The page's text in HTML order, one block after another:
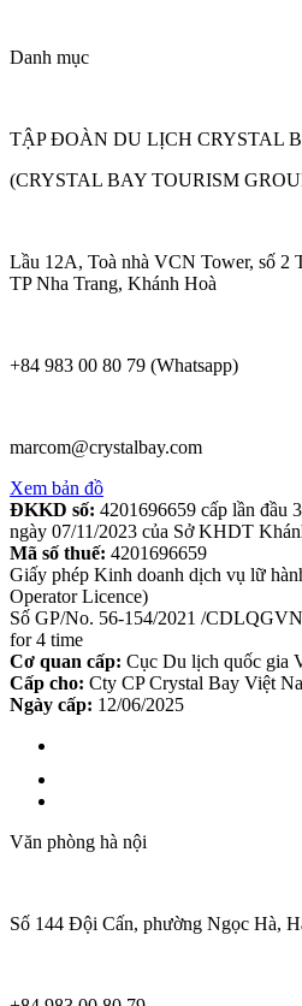
Danh mục
TẬP ĐOÀN DU LỊCH CRYSTAL
(CRYSTAL BAY TOURISM
Lầu 12A, Toà nhà VCN Tower, số 2
TP Nha Trang, Khánh Hoà
+84 983 00 80 79 (Whatsapp)
marcom@crystalbay.com
Xem bản đồ
ĐKKD số: 4201696659 cấp lần đầu
ngày 07/11/2023 của Sở KHDT
Mã số thuế: 4201696659
Giấy phép Kinh doanh dịch vụ lữ
Operator Licence)
Số GP/No. 56-154/2021 /
for 4 time
Cơ quan cấp: Cục Du lịch quốc gia
Cấp cho: Cty CP Crystal Bay Việt
Ngày cấp: 12/06/2025
Văn phòng hà nội
Số 144 Đội Cấn, phường Ngọc Hà,